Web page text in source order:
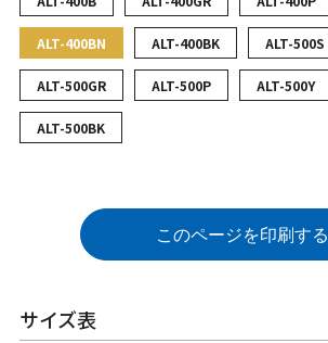
ALT-400BN ALT-400BK ALT-500S
ALT-500GR ALT-500P ALT-500Y
ALT-500BK
このページを印刷する
サイズ表